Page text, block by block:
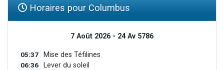
Horaires pour Columbus
7 Août 2026 - 24 Av 5786
05:37 Mise des Téfilines
06:36 Lever du soleil